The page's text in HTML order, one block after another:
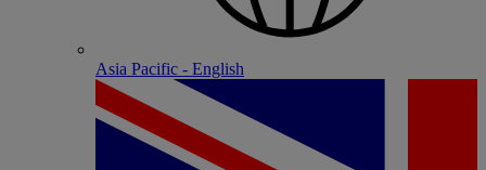
Asia Pacific - English